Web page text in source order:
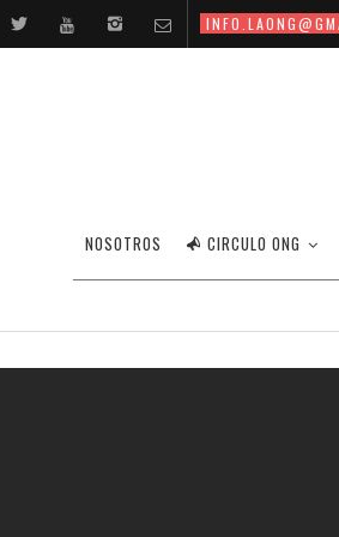
NOSOTROS CIRCULO ONG